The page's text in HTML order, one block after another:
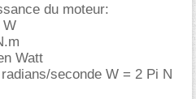
du moteur:
W
Watt
seconde W = 2 Pi N